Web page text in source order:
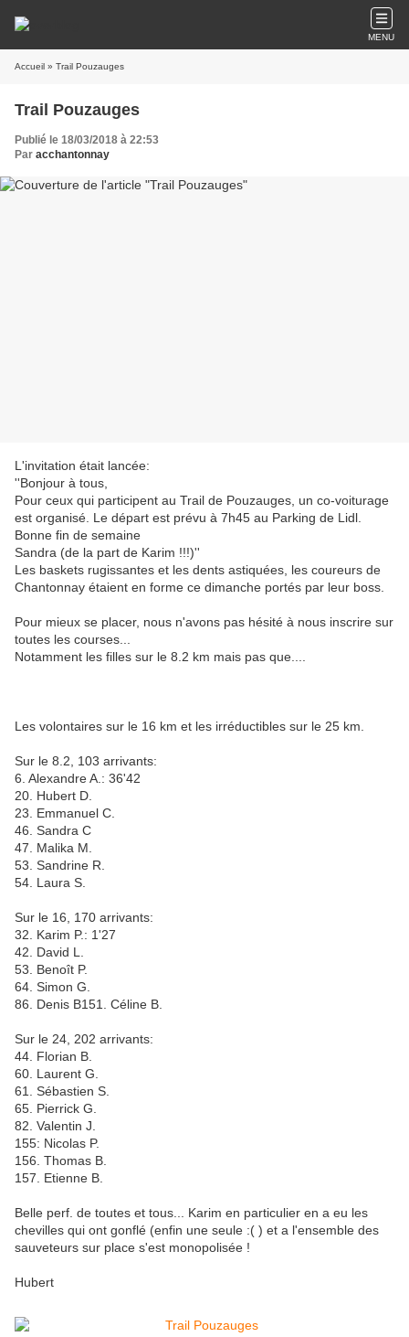
MENU
Accueil » Trail Pouzauges
Trail Pouzauges
Publié le 18/03/2018 à 22:53
Par acchantonnay
L'invitation était lancée:
''Bonjour à tous,
Pour ceux qui participent au Trail de Pouzauges, un co-voiturage
est organisé. Le départ est prévu à 7h45 au Parking de Lidl.
Bonne fin de semaine
Sandra (de la part de Karim !!!)''
Les baskets rugissantes et les dents astiquées, les coureurs de
Chantonnay étaient en forme ce dimanche portés par leur boss.
Pour mieux se placer, nous n'avons pas hésité à nous inscrire sur
toutes les courses...
Notamment les filles sur le 8.2 km mais pas que....
Les volontaires sur le 16 km et les irréductibles sur le 25 km.
Sur le 8.2, 103 arrivants:
6. Alexandre A.: 36'42
20. Hubert D.
23. Emmanuel C.
46. Sandra C
47. Malika M.
53. Sandrine R.
54. Laura S.
Sur le 16, 170 arrivants:
32. Karim P.: 1'27
42. David L.
53. Benoît P.
64. Simon G.
86. Denis B151. Céline B.
Sur le 24, 202 arrivants:
44. Florian B.
60. Laurent G.
61. Sébastien S.
65. Pierrick G.
82. Valentin J.
155: Nicolas P.
156. Thomas B.
157. Etienne B.
Belle perf. de toutes et tous... Karim en particulier en a eu les
chevilles qui ont gonflé (enfin une seule :( ) et a l'ensemble des
sauveteurs sur place s'est monopolisée !
Hubert